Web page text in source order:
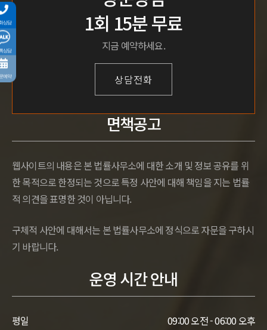
면책공고
웹사이트의 내용은 본 법률사무소에 대한 소개 및 정보 공유를 위
한 목적으로 한정되는 것으로 특정 사안에 대해 책임을 지는 법률
적 의견을 표명한 것이 아닙니다.
구체적 사안에 대해서는 본 법률사무소에 정식으로 자문을 구하시
기 바랍니다.
운영 시간 안내
평일 09:00 오전 - 06:00 오후
1회 15분 무료
지금 예약하세요.
상담전화
전화상담
카톡상담
방문예약